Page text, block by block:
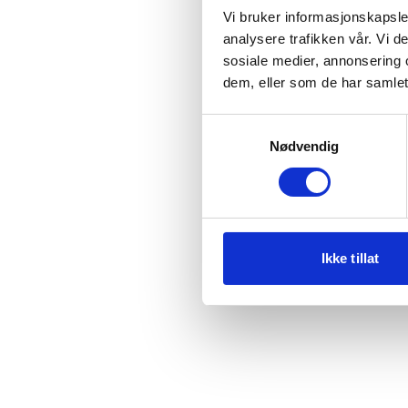
Vi bruker
analysere trafikken vår. Vi
sosiale medier,
dem, eller som de har
Nødvendig
Ikke tillat
Application